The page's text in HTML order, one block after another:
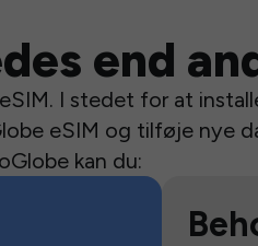
end
I stedet for at
eSIM og tilføje nye
kan du: